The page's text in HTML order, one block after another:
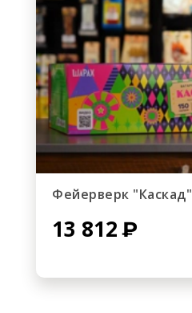
Фейерверк "Каскад"
13 812